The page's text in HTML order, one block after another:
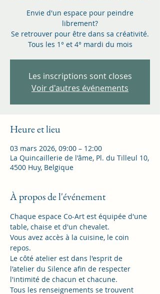
Envie d'un espace pour peindre
librement?
Se retrouver pour être dans sa créativité.
Tous les 1° et 4° mardi du mois
Les inscriptions sont closes
Voir d'autres événements
Heure et lieu
03 mars 2026, 09:00 – 12:00
La Quincaillerie de l'âme, Pl. du Tilleul 10,
4500 Huy, Belgique
À propos de l'événement
Chaque espace Co-Art est équipée d'une
table, chaise et d'un chevalet.
Vous avez accès à la cuisine, le coin
repos.
Le côté atelier est dans l'esprit de
l'atelier du Silence afin de respecter
l'intimité de chacun et chacune.
Tous les renseignements se trouvent